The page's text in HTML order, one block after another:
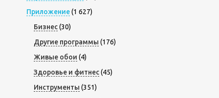
Приложение(1 627)
Бизнес(30)
Другие программы (176)
Живые обои (4)
Здоровье и фитнес(45)
Инструменты (351)